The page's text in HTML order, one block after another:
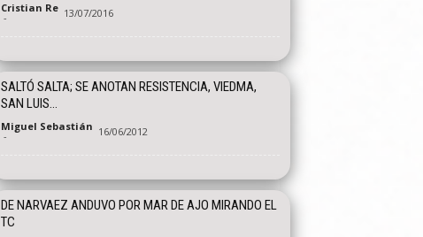
Cristian Re
- 13/07/2016
SALTÓ SALTA; SE ANOTAN RESISTENCIA, VIEDMA,
SAN LUIS…
Miguel Sebastián
- 16/06/2012
DE NARVAEZ ANDUVO POR MAR DE AJO MIRANDO EL
TC